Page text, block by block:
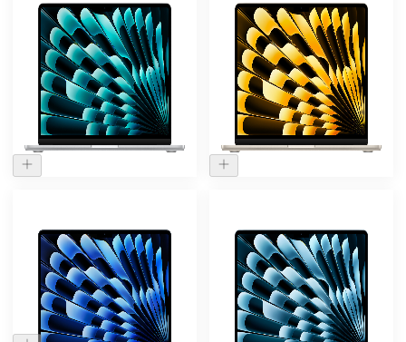
Нет в наличии
Ноутбук Apple MacBook
Air 13.6 (2025) M4 16/256
ГБ Серебристый
103 000₽
87.000 ₽
Нет в наличии
Ноутбук Apple MacBook
Air 13.6 (2025) M4 16/256
ГБ Сияющая звезда
103 000₽
90.000 ₽
Ноутбук Apple MacBook
Air 13.6 (2025) M4 16/256
ГБ Темная ночь
93.000 ₽
Ноутбук Apple MacBook
Air 13.6 (2025) M4 16/512
ГБ Небесно-голубой
125 000₽